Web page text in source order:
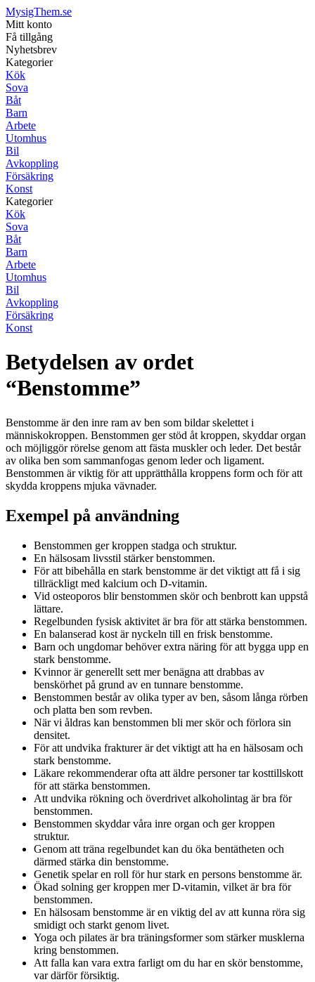
MysigThem.se
Mitt konto
Få tillgång
Nyhetsbrev
Kategorier
Kök
Sova
Båt
Barn
Arbete
Utomhus
Bil
Avkoppling
Försäkring
Konst
Kategorier
Kök
Sova
Båt
Barn
Arbete
Utomhus
Bil
Avkoppling
Försäkring
Konst
Betydelsen av ordet
“Benstomme”
Benstomme är den inre ram av ben som bildar skelettet i
människokroppen. Benstommen ger stöd åt kroppen, skyddar organ
och möjliggör rörelse genom att fästa muskler och leder. Det består
av olika ben som sammanfogas genom leder och ligament.
Benstommen är viktig för att upprätthålla kroppens form och för att
skydda kroppens mjuka vävnader.
Exempel på användning
Benstommen ger kroppen stadga och struktur.
En hälsosam livsstil stärker benstommen.
För att bibehålla en stark benstomme är det viktigt att få i sig
tillräckligt med kalcium och D-vitamin.
Vid osteoporos blir benstommen skör och benbrott kan uppstå
lättare.
Regelbunden fysisk aktivitet är bra för att stärka benstommen.
En balanserad kost är nyckeln till en frisk benstomme.
Barn och ungdomar behöver extra näring för att bygga upp en
stark benstomme.
Kvinnor är generellt sett mer benägna att drabbas av
benskörhet på grund av en tunnare benstomme.
Benstommen består av olika typer av ben, såsom långa rörben
och platta ben som revben.
När vi åldras kan benstommen bli mer skör och förlora sin
densitet.
För att undvika frakturer är det viktigt att ha en hälsosam och
stark benstomme.
Läkare rekommenderar ofta att äldre personer tar kosttillskott
för att stärka benstommen.
Att undvika rökning och överdrivet alkoholintag är bra för
benstommen.
Benstommen skyddar våra inre organ och ger kroppen
struktur.
Genom att träna regelbundet kan du öka bentätheten och
därmed stärka din benstomme.
Genetik spelar en roll för hur stark en persons benstomme är.
Ökad solning ger kroppen mer D-vitamin, vilket är bra för
benstommen.
En hälsosam benstomme är en viktig del av att kunna röra sig
smidigt och starkt genom livet.
Yoga och pilates är bra träningsformer som stärker musklerna
kring benstommen.
Att falla kan vara extra farligt om du har en skör benstomme,
var därför försiktig.